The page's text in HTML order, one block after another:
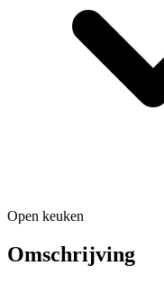
Open keuken
Omschrijving